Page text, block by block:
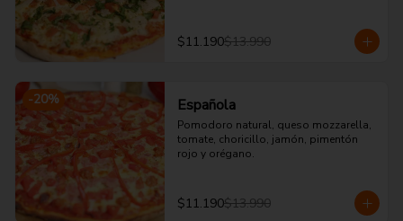
$11.190$13.990
-20% Española
Pomodoro natural, queso mozzarella,
tomate, choricillo, jamón, pimentón
rojo y orégano.
$11.190$13.990